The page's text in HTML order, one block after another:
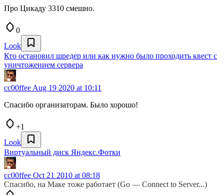
Про Цикаду 3310 смешно.
0
Look
Кто остановил шредер или как нужно было проходить квест с
уничтожением сервера
cc00ffee Aug 19 2020 at 10:11
Спасибо организаторам. Было хорошо!
+1
Look
Виртуальный диск Яндекс.Фотки
cc00ffee Oct 21 2010 at 08:18
Спасибо, на Маке тоже работает (Go — Connect to Server...)